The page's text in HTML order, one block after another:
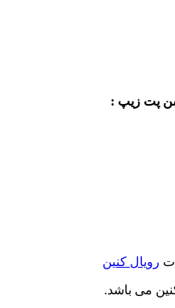
پت زیپ :
رویال کنین
می باشد.